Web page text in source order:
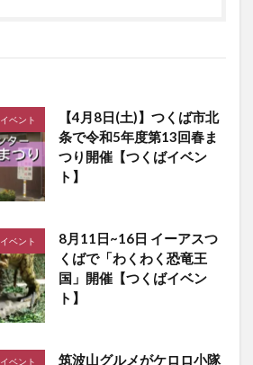
イベント
【4月8日(土)】つくば市北
条で令和5年度第13回春ま
つり開催【つくばイベン
ト】
イベント
8月11日~16日 イーアスつ
くばで「わくわく恐竜王
国」開催【つくばイベン
ト】
イベント
筑波山グルメがケロロ小隊